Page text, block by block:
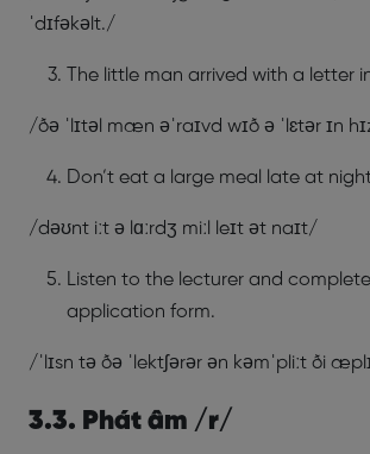
ˈdɪfəkəlt./
The little man arrived with a letter
/ðə ˈlɪtəl mæn əˈraɪvd wɪð ə ˈlɛtər ɪn
Don’t eat a large meal late at
/dəʊnt iːt ə lɑːrdʒ miːl leɪt ət naɪt/
Listen to the lecturer and
application form.
/ˈlɪsn tə ðə ˈlektʃərər ən kəmˈpliːt ði
3.3. Phát âm /r/